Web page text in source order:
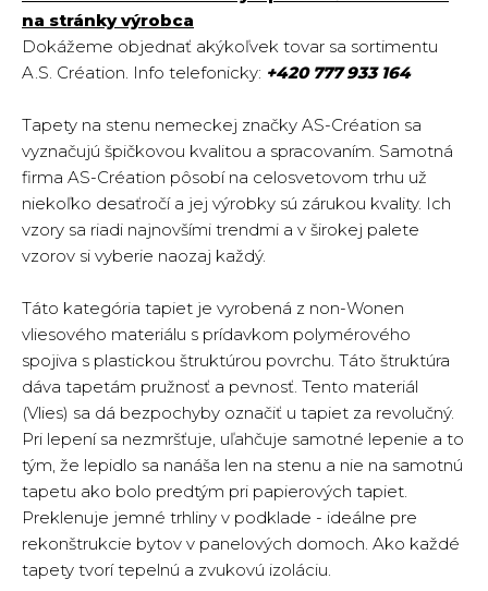
na stránky výrobca
Dokážeme objednať akýkoľvek tovar sa sortimentu
A.S. Création. Info telefonicky: +420 777 933 164
Tapety na stenu nemeckej značky AS-Création sa
vyznačujú špičkovou kvalitou a spracovaním. Samotná
firma AS-Création pôsobí na celosvetovom trhu už
niekoľko desaťročí a jej výrobky sú zárukou kvality. Ich
vzory sa riadi najnovšími trendmi a v širokej palete
vzorov si vyberie naozaj každý.
Táto kategória tapiet je vyrobená z non-Wonen
vliesového materiálu s prídavkom polymérového
spojiva s plastickou štruktúrou povrchu. Táto štruktúra
dáva tapetám pružnosť a pevnosť. Tento materiál
(Vlies) sa dá bezpochyby označiť u tapiet za revolučný.
Pri lepení sa nezmršťuje, uľahčuje samotné lepenie a to
tým, že lepidlo sa nanáša len na stenu a nie na samotnú
tapetu ako bolo predtým pri papierových tapiet.
Preklenuje jemné trhliny v podklade - ideálne pre
rekonštrukcie bytov v panelových domoch. Ako každé
tapety tvorí tepelnú a zvukovú izoláciu.